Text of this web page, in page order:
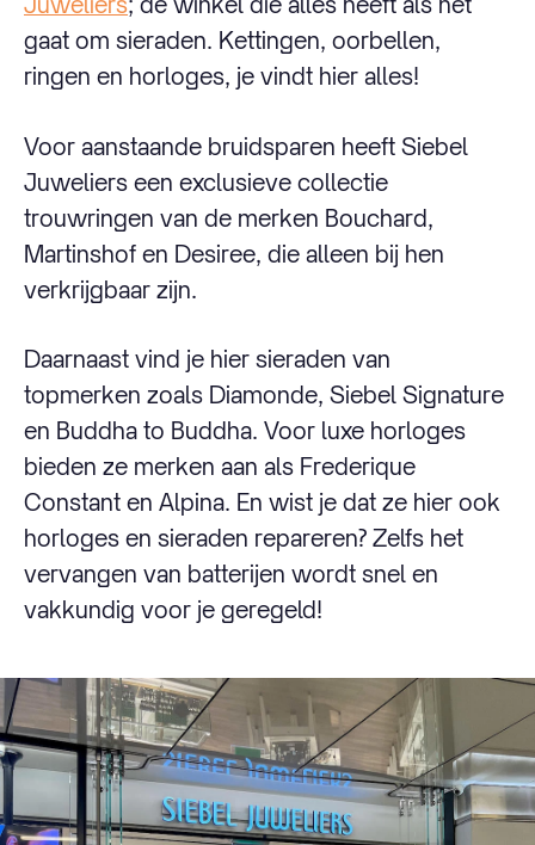
gaat om sieraden. Kettingen, oorbellen,
ringen en horloges, je vindt hier alles!
Voor aanstaande bruidsparen heeft Siebel
Juweliers een exclusieve collectie
trouwringen van de merken Bouchard,
Martinshof en Desiree, die alleen bij hen
verkrijgbaar zijn.
Daarnaast vind je hier sieraden van
topmerken zoals Diamonde, Siebel Signature
en Buddha to Buddha. Voor luxe horloges
bieden ze merken aan als Frederique
Constant en Alpina. En wist je dat ze hier ook
horloges en sieraden repareren? Zelfs het
vervangen van batterijen wordt snel en
vakkundig voor je geregeld!